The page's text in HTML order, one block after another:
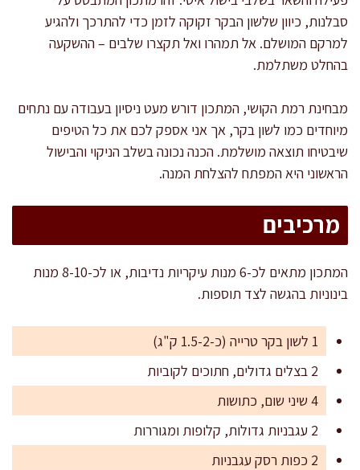
סבלנות, כיוון שלשון הבקר זקוקה לזמן כדי להתרכך ולהגיע
למרקם המושלם. אל תמהרו ואל תקצרו שלבים – ההשקעה
בהחלט משתלמת.
מבחינת רמת הקושי, המתכון דורש מעט ניסיון בעבודה עם נתחים
מיוחדים כמו לשון בקר, אך אני אספק לכם את כל הטיפים
שיבטיחו תוצאה מושלמת. הכנה נכונה בשלב הניקוי והבישול
הראשוני היא המפתח להצלחת המנה.
מרכיבים
המתכון מתאים לכ-6 מנות עיקריות נדיבות, או לכ-8-10 מנות
בינוניות בהגשה לצד תוספות.
1 לשון בקר טרייה (כ-1.5-2 ק"ג)
2 בצלים גדולים, חתוכים לקוביות
4 שיני שום, כתושות
2 עגבניות גדולות, קלופות ומגוררות
2 כפות רסק עגבניות